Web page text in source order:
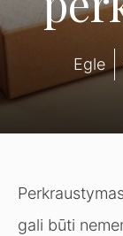
Egle
gali būti